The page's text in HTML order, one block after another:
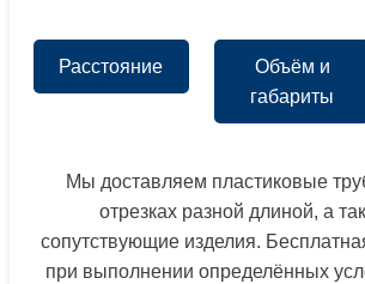
Расстояние
Объём и
габариты
Мы доставляем пластиковые
отрезках разной длиной, а
сопутствующие изделия.
при выполнении определённых